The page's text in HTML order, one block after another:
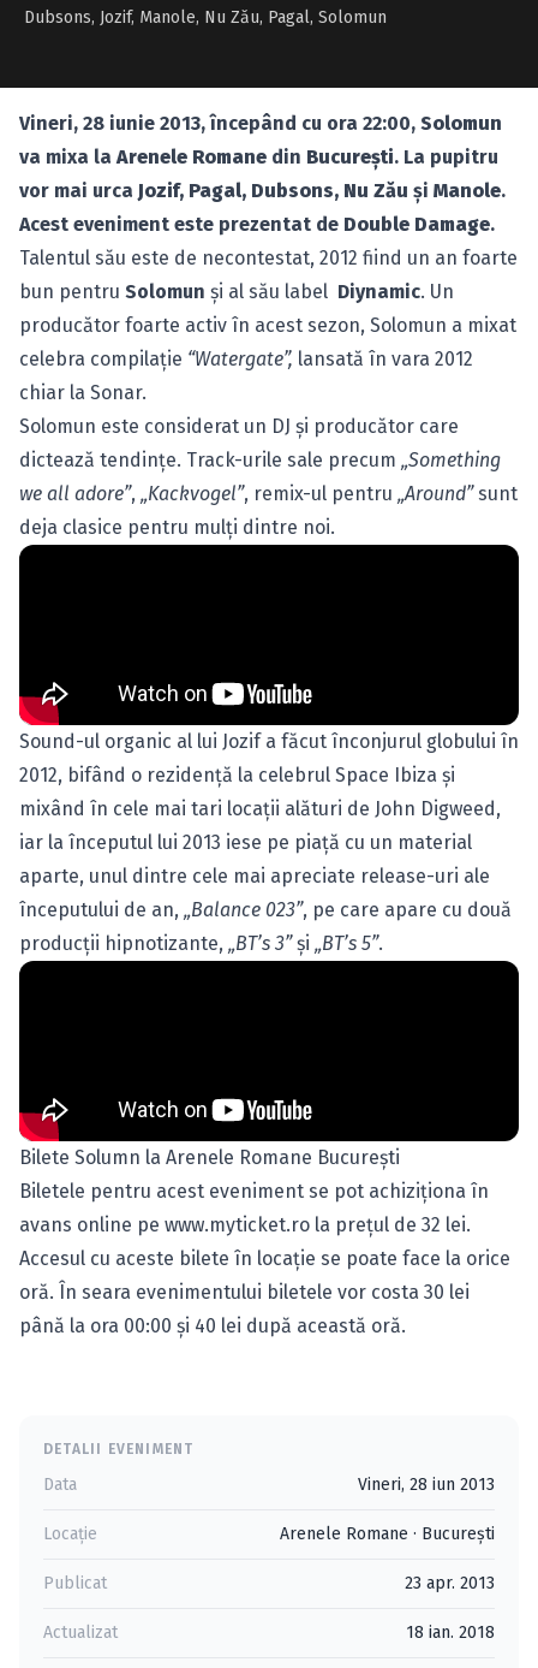
Dubsons, Jozif, Manole, Nu Zău, Pagal, Solomun
Vineri, 28 iunie 2013, începând cu ora 22:00, Solomun
va mixa laArenele Romane din Bucureşti. La pupitru
vor mai urca Jozif, Pagal, Dubsons, Nu Zău şi Manole.
Acest eveniment este prezentat de Double Damage.
Talentul său este de necontestat, 2012 fiind un an foarte
bun pentru Solomun şi al său label Diynamic. Un
producător foarte activ în acest sezon, Solomun a mixat
celebra compilaţie “Watergate”, lansată în vara 2012
chiar la Sonar.
Solomun este considerat un DJ şi producător care
dictează tendinţe. Track-urile sale precum „Something
we all adore”, „Kackvogel”, remix-ul pentru „Around”sunt
deja clasice pentru mulţi dintre noi.
Sound-ul organic al lui Jozif a făcut înconjurul globului în
2012, bifând o rezidenţă la celebrul Space Ibiza şi
mixând în cele mai tari locaţii alături de John Digweed,
iar la începutul lui 2013 iese pe piaţă cu un material
aparte, unul dintre cele mai apreciate release-uri ale
începutului de an, „Balance 023”, pe care apare cu două
producţii hipnotizante, „BT’s 3”şi „BT’s 5”.
Bilete Solumn la Arenele Romane Bucureşti
Biletele pentru acest eveniment se pot achiziţiona în
avans online pe www.myticket.ro la preţul de 32 lei.
Accesul cu aceste bilete în locaţie se poate face la orice
oră. În seara evenimentului biletele vor costa 30 lei
până la ora 00:00 şi 40 lei după această oră.
DETALII EVENIMENT
Data Vineri, 28 iun 2013
Locație Arenele Romane · Bucureşti
Publicat 23 apr. 2013
Actualizat 18 ian. 2018